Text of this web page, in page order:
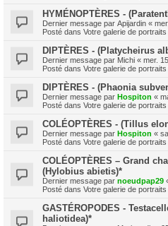
HYMÉNOPTÈRES -
Dernier message par Apijardin «
Posté dans Votre galerie de
DIPTÈRES - (Platycheirus
Dernier message par Michi « mer.
Posté dans Votre galerie de
DIPTÈRES - (Phaonia
Dernier message par Hospiton «
Posté dans Votre galerie de
COLÉOPTÈRES - (Tillus
Dernier message par Hospiton «
Posté dans Votre galerie de
COLÉOPTÈRES – Grand
(Hylobius abietis)*
Dernier message par noeudpap29
Posté dans Votre galerie de
GASTÉROPODES -
haliotidea)*